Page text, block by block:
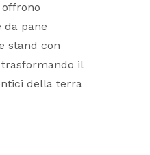
da pane
stand con
il
della terra